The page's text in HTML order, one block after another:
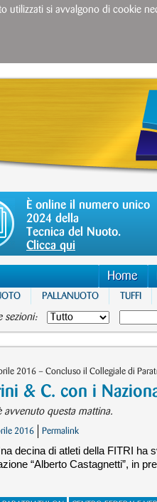
È online il numero unico
2024 della
Tecnica del Nuoto.
Clicca qui
Home
PALLANUOTO TUFFI
sezioni:
2016 – Concluso il Collegiale di
& C. con i
avvenuto questa mattina.
2016 Permalink
decina di atleti della FITRI ha
“Alberto Castagnetti”, in
utilizzati si avvalgono di cookie